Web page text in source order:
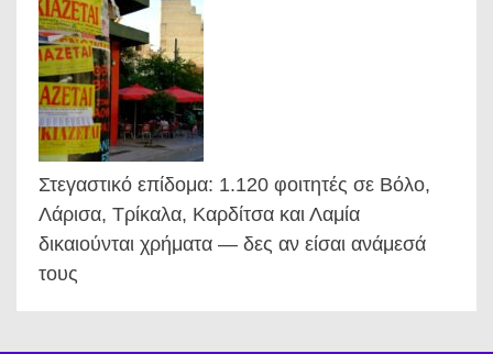
Στεγαστικό επίδομα: 1.120 φοιτητές σε Βόλο,
Λάρισα, Τρίκαλα, Καρδίτσα και Λαμία
δικαιούνται χρήματα — δες αν είσαι ανάμεσά
τους